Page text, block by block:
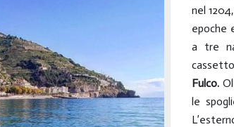
nel
epoche
a tre
Fulco.
le